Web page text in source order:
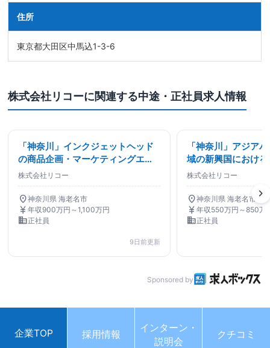
住所
東京都大田区中馬込1-3-6
株式会社リコーに関連する中途・正社員求人情報
「神奈川」インクジェットヘッド
の商品企画・マーケティングエキ
スパート/RGC
株式会社リコー
location_on神奈川県 海老名市
currency_yen年収900万円～1,100万円
business正社員
9日前更新
「神奈川」アジア
域の新興国におけ
定・推進およびセ
ティング担当
株式会社リコー
location_on神奈川県 海老名市
currency_yen年収550万円～850万
business正社員
chevron_right
Sponsored by
企業TOP 採用情報
インターン・
説明会
クチコミ